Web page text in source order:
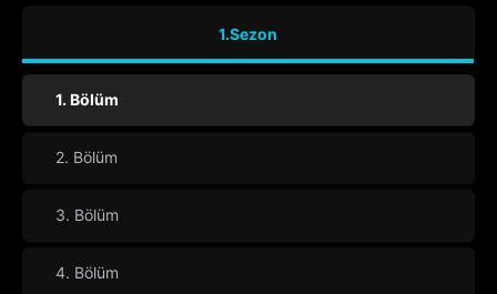
1.Sezon
1. Bölüm
2. Bölüm
3. Bölüm
4. Bölüm